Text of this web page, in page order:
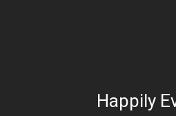
Happily